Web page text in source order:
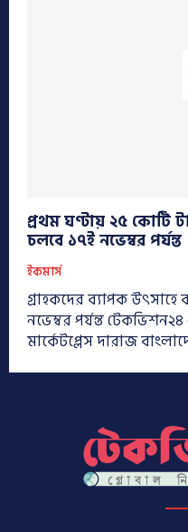
প্রথম ঘণ্টায় ২৫ কোটি
চলবে ১৭ই নভেম্বর পর্যন্ত
ইকমার্স
গ্রাহকদের ব্যাপক উৎসাহে
নভেম্বর পর্যন্ত টেকভিশন২৪ ডেস্ক: দেশের বৃহত্তম অনলাইন
মার্কেটপ্লেস দারাজ